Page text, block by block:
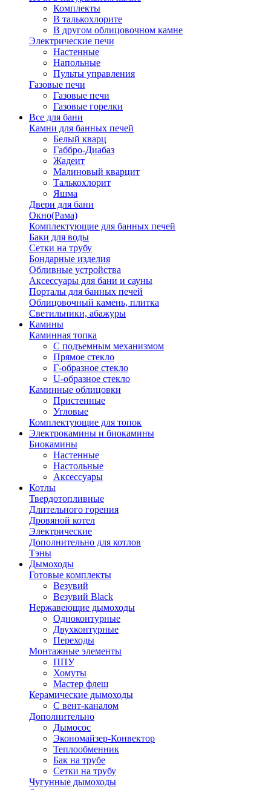
Комплекты
В талькохлорите
В другом облицовочном камне
Электрические печи
Настенные
Напольные
Пульты управления
Газовые печи
Газовые печи
Газовые горелки
Все для бани
Камни для банных печей
Белый кварц
Габбро-Диабаз
Жадеит
Малиновый кварцит
Талькохлорит
Яшма
Двери для бани
Окно(Рама)
Комплектующие для банных печей
Баки для воды
Сетки на трубу
Бондарные изделия
Обливные устройства
Аксессуары для бани и сауны
Порталы для банных печей
Облицовочный камень, плитка
Светильники, абажуры
Камины
Каминная топка
С подъемным механизмом
Прямое стекло
Г-образное стекло
U-образное стекло
Каминные облицовки
Пристенные
Угловые
Комплектующие для топок
Электрокамины и биокамины
Биокамины
Настенные
Настольные
Аксессуары
Котлы
Твердотопливные
Длительного горения
Дровяной котел
Электрические
Дополнительно для котлов
Тэны
Дымоходы
Готовые комплекты
Везувий
Везувий Black
Нержавеющие дымоходы
Одноконтурные
Двухконтурные
Переходы
Монтажные элементы
ППУ
Хомуты
Мастер флеш
Керамические дымоходы
С вент-каналом
Дополнительно
Дымосос
Экономайзер-Конвектор
Теплообменник
Бак на трубе
Сетки на трубу
Чугунные дымоходы